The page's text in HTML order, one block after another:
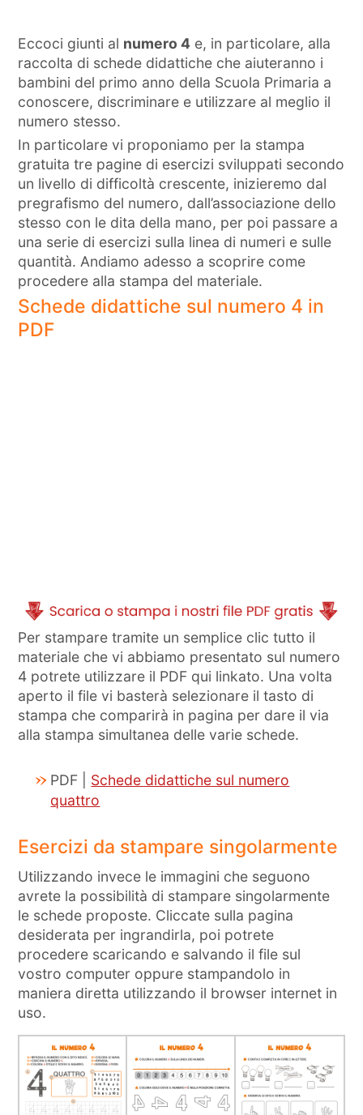
Eccoci giunti al numero 4 e, in particolare, alla
raccolta di schede didattiche che aiuteranno i
bambini del primo anno della Scuola Primaria a
conoscere, discriminare e utilizzare al meglio il
numero stesso.
In particolare vi proponiamo per la stampa
gratuita tre pagine di esercizi sviluppati secondo
un livello di difficoltà crescente, inizieremo dal
pregrafismo del numero, dall’associazione dello
stesso con le dita della mano, per poi passare a
una serie di esercizi sulla linea di numeri e sulle
quantità. Andiamo adesso a scoprire come
procedere alla stampa del materiale.
Schede didattiche sul numero 4 in
PDF
Per stampare tramite un semplice clic tutto il
materiale che vi abbiamo presentato sul numero
4 potrete utilizzare il PDF qui linkato. Una volta
aperto il file vi basterà selezionare il tasto di
stampa che comparirà in pagina per dare il via
alla stampa simultanea delle varie schede.
PDF | Schede didattiche sul numero
quattro
Esercizi da stampare singolarmente
Utilizzando invece le immagini che seguono
avrete la possibilità di stampare singolarmente
le schede proposte. Cliccate sulla pagina
desiderata per ingrandirla, poi potrete
procedere scaricando e salvando il file sul
vostro computer oppure stampandolo in
maniera diretta utilizzando il browser internet in
uso.